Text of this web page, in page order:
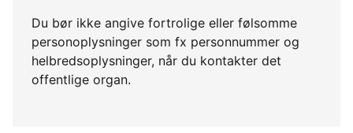
Du bør ikke angive fortrolige eller følsomme
personoplysninger som fx personnummer og
helbredsoplysninger, når du kontakter det
offentlige organ.